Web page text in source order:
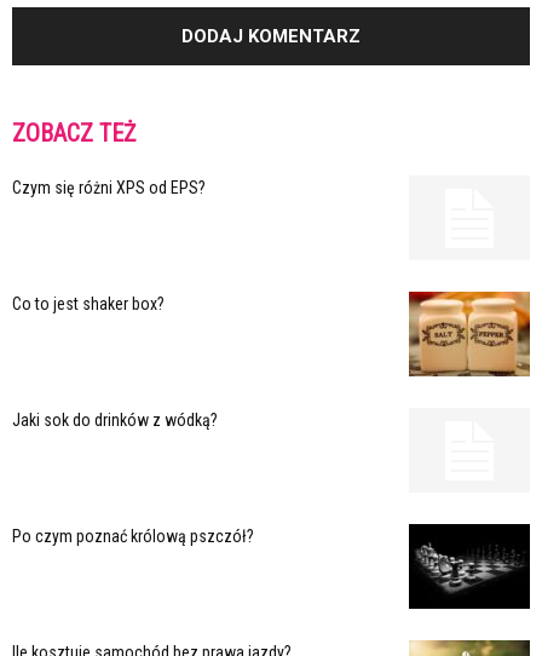
ZOBACZ TEŻ
Czym się różni XPS od EPS?
Co to jest shaker box?
Jaki sok do drinków z wódką?
Po czym poznać królową pszczół?